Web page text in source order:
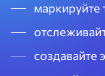
маркируйте
создавайте